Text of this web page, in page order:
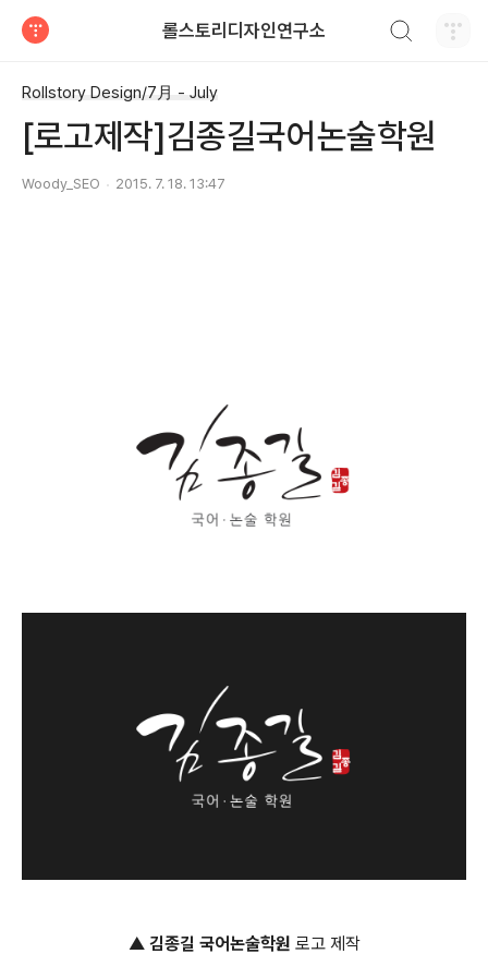
롤스토리디자인연구소
Rollstory Design/7月 - July
[로고제작]김종길국어논술학원
Woody_SEO 2015. 7. 18. 13:47
▲ 김종길 국어논술학원 로고 제작